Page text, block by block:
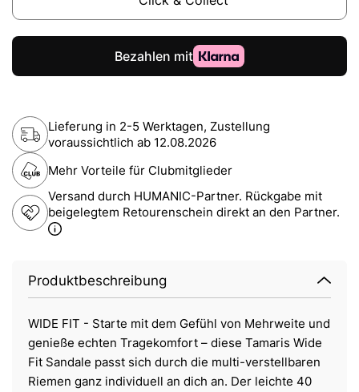
Lieferung in 2-5 Werktagen, Zustellung
voraussichtlich ab 12.08.2026
Mehr Vorteile für Clubmitglieder
Versand durch HUMANIC-Partner. Rückgabe mit
beigelegtem Retourenschein direkt an den Partner.
Produktbeschreibung
WIDE FIT - Starte mit dem Gefühl von Mehrweite und
genieße echten Tragekomfort – diese Tamaris Wide
Fit Sandale passt sich durch die multi-verstellbaren
Riemen ganz individuell an dich an. Der leichte 40